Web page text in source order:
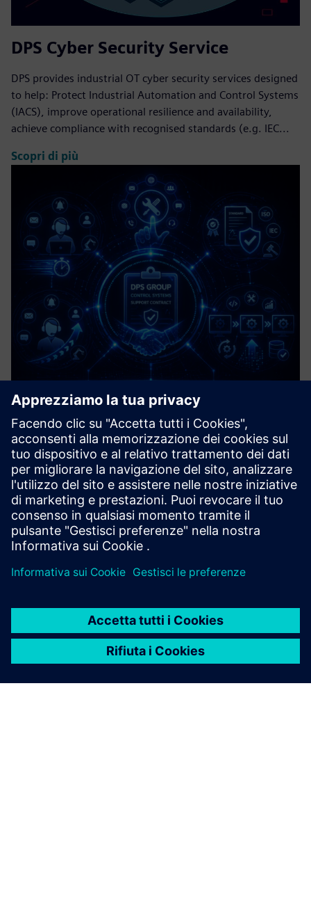
DPS Cyber Security Service
DPS provides industrial OT cyber security services designed
to help: Protect Industrial Automation and Control Systems
(IACS), improve operational resilience and availability,
achieve compliance with recognised standards (e.g. IEC...
Scopri di più
Control Systems Support Contract
A structured agreement that provides ongoing
maintenance, troubleshooting, and optimisation for
industrial control systems, e.g. PLCs, DCS & SCADA. It is
like an operational insurance policy to minimise costly
downtime and ensure ...
Scopri di più